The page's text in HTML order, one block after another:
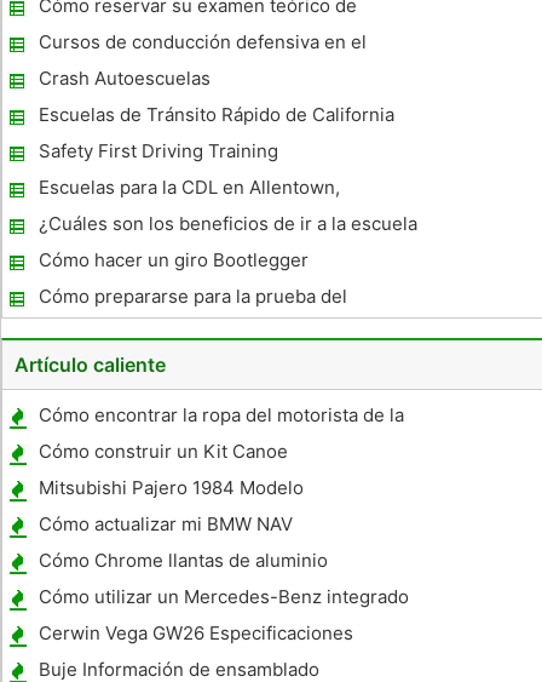
Cómo reservar su examen teórico de
conducir
Cursos de conducción defensiva en el
norte de Ohio
Crash Autoescuelas
Escuelas de Tránsito Rápido de California
Safety First Driving Training
Escuelas para la CDL en Allentown,
Pennsylvania
¿Cuáles son los beneficios de ir a la escuela
de tráfico?
Cómo hacer un giro Bootlegger
Cómo prepararse para la prueba del
conductor
Artículo caliente
Cómo encontrar la ropa del motorista de la
mujer
Cómo construir un Kit Canoe
Mitsubishi Pajero 1984 Modelo
Especificaciones
Cómo actualizar mi BMW NAV
Cómo Chrome llantas de aluminio
Cómo utilizar un Mercedes-Benz integrado
Phone
Cerwin Vega GW26 Especificaciones
Buje Información de ensamblado